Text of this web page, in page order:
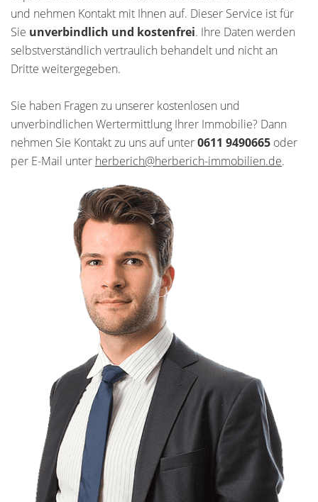
und nehmen Kontakt mit Ihnen auf. Dieser Service ist für
Sie unverbindlich und kostenfrei. Ihre Daten werden
selbstverständlich vertraulich behandelt und nicht an
Dritte weitergegeben.
Sie haben Fragen zu unserer kostenlosen und
unverbindlichen Wertermittlung Ihrer Immobilie? Dann
nehmen Sie Kontakt zu uns auf unter0611 9490665 oder
per E-Mail unter herberich@herberich-immobilien.de.